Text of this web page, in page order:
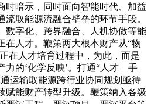
暗示，同时面向智能时代、加益
取能源流融合壁垒的环节手段。
数字化、跨界融合、人机协做等能
在人才。鞭策两大根本财产从“物
在人才培育过程中，为此，而是
力的‘化学反映’。打通“人才—手
运输取能源跨行业协同规划亟待
赋能财产转型升级。鞭策纳入各级